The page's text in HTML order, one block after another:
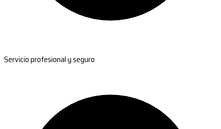
Servicio profesional y seguro